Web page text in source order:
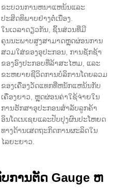
ຂະບວນການຫນາແຫນ້ນແລະ
ປະສິດທິພາບຢ່າງຕໍ່ເນື່ອງ.
ໃນເວລາດຽວກັນ, ຊິ້ນສ່ວນທີ່ມີ
ຄຸນນະພາບສູງສາມາດຫຼຸດຜ່ອນການ
ສວມໃສ່ຂອງອຸປະກອນ, ການຊັກຊ້າ
ຂອງອົງປະກອບທີ່ລ້າສະໄຫມ, ແລະ
ຂະຫຍາຍຊີວິດການບໍລິການໂດຍລວມ
ຂອງເຄື່ອງວັດແທກທີ່ຫນັກແຫນ້ນກັບ
ເຄື່ອງຍາວ, ຫຼຸດຜ່ອນຄ່າໃຊ້ຈ່າຍໃນ
ການຮັກສາອຸປະກອນສໍາລັບລູກຄ້າ
ອິນໂດເນເຊຍແລະປັບປຸງຜົນປະໂຫຍດ
ທາງດ້ານເສດຖະກິດການຜະລິດໃນ
ໄລຍະຍາວ.
ການ​ຕັດ Gauge ຫ